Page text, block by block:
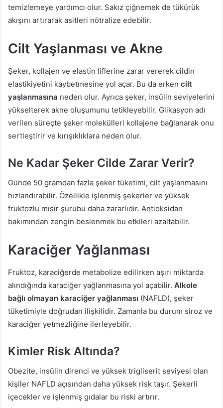
temizlemeye yardımcı olur. Sakız çiğnemek de tükürük
akışını artırarak asitleri nötralize edebilir.
Cilt Yaşlanması ve Akne
Şeker, kollajen ve elastin liflerine zarar vererek cildin
elastikiyetini kaybetmesine yol açar. Bu da erken cilt
yaşlanmasına neden olur. Ayrıca şeker, insülin seviyelerini
yükselterek akne oluşumunu tetikleyebilir. Glikasyon adı
verilen süreçte şeker molekülleri kollajene bağlanarak onu
sertleştirir ve kırışıklıklara neden olur.
Ne Kadar Şeker Cilde Zarar Verir?
Günde 50 gramdan fazla şeker tüketimi, cilt yaşlanmasını
hızlandırabilir. Özellikle işlenmiş şekerler ve yüksek
fruktozlu mısır şurubu daha zararlıdır. Antioksidan
bakımından zengin beslenmek bu etkileri azaltabilir.
Karaciğer Yağlanması
Fruktoz, karaciğerde metabolize edilirken aşırı miktarda
alındığında karaciğer yağlanmasına yol açabilir. Alkole
bağlı olmayan karaciğer yağlanması (NAFLD), şeker
tüketimiyle doğrudan ilişkilidir. Zamanla bu durum siroz ve
karaciğer yetmezliğine ilerleyebilir.
Kimler Risk Altında?
Obezite, insülin direnci ve yüksek trigliserit seviyesi olan
kişiler NAFLD açısından daha yüksek risk taşır. Şekerli
içecekler ve işlenmiş gıdalar bu riski artırır.